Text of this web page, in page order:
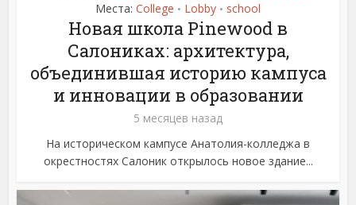
Места: College • Lobby • school
Новая школа Pinewood в
Салониках: архитектура,
объединившая историю кампуса
и инновации в образовании
5 месяцев назад
На историческом кампусе Анатолия-колледжа в
окрестностях Салоник открылось новое здание...